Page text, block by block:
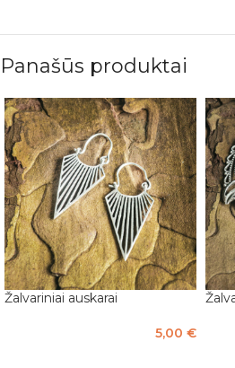
Panašūs produktai
Žalvariniai auskarai
5,00 €